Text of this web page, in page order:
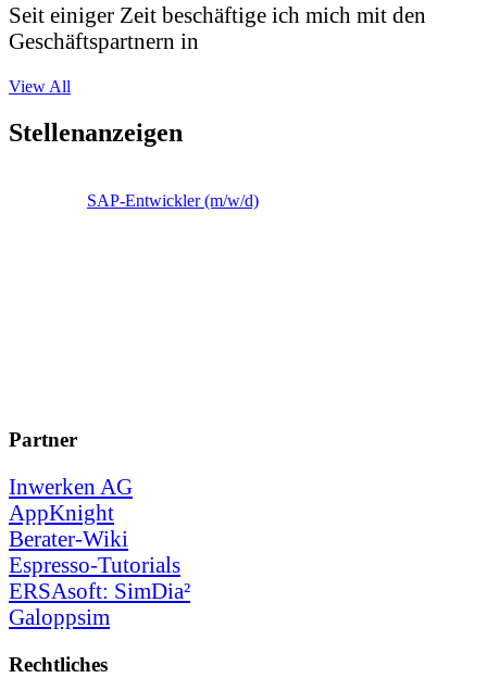
Seit einiger Zeit beschäftige ich mich mit den
Geschäftspartnern in
View All
Stellenanzeigen
SAP-Entwickler (m/w/d)
Partner
Inwerken AG
AppKnight
Berater-Wiki
Espresso-Tutorials
ERSAsoft: SimDia²
Galoppsim
Rechtliches